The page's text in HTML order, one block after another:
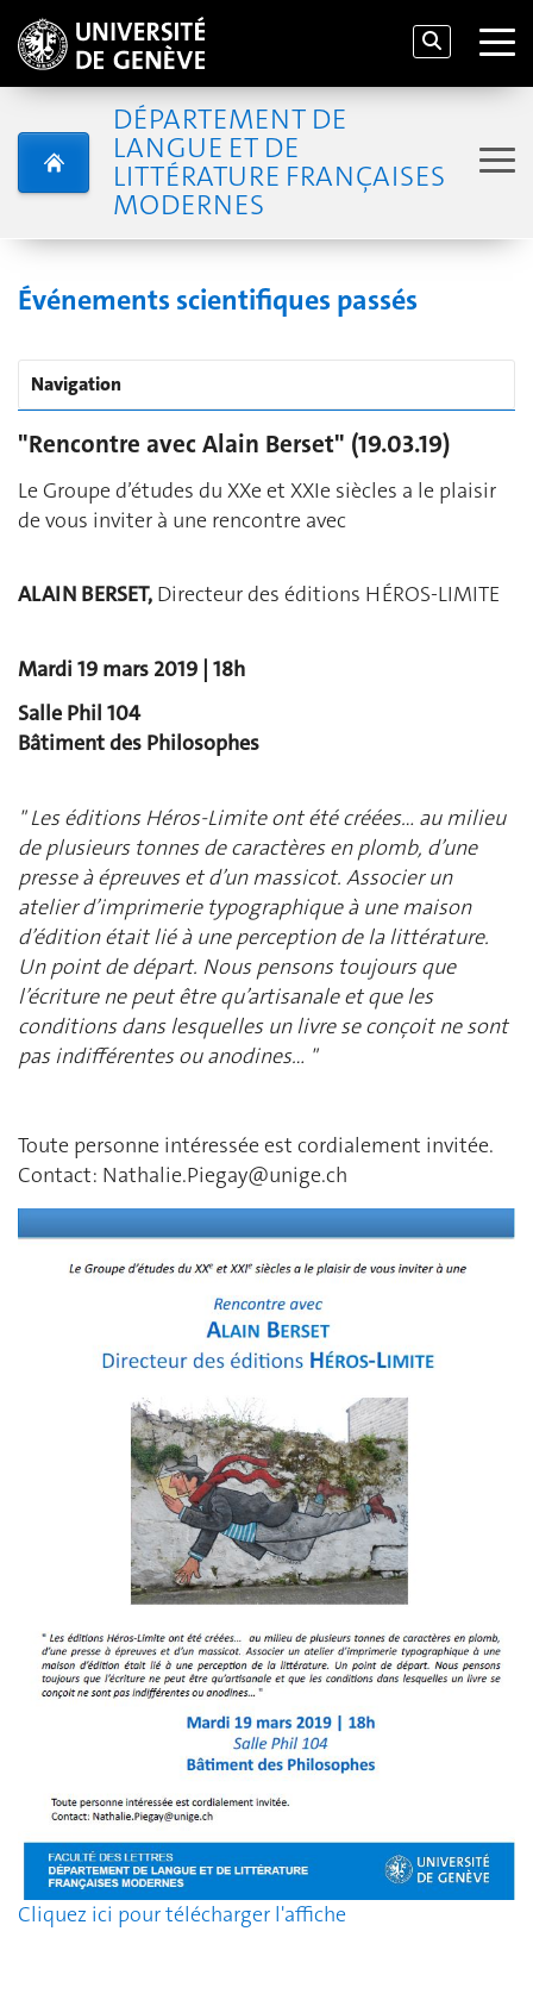
DÉPARTEMENT DE
LANGUE ET DE
LITTÉRATURE FRANÇAISES
MODERNES
Événements scientifiques passés
Navigation
"Rencontre avec Alain Berset" (19.03.19)
Le Groupe d’études du XXe et XXIe siècles a le plaisir
de vous inviter à une rencontre avec
ALAIN BERSET, Directeur des éditions HÉROS-LIMITE
Mardi 19 mars 2019 | 18h
Salle Phil 104
Bâtiment des Philosophes
" Les éditions Héros-Limite ont été créées… au milieu
de plusieurs tonnes de caractères en plomb, d’une
presse à épreuves et d’un massicot. Associer un
atelier d’imprimerie typographique à une maison
d’édition était lié à une perception de la littérature.
Un point de départ. Nous pensons toujours que
l’écriture ne peut être qu’artisanale et que les
conditions dans lesquelles un livre se conçoit ne sont
pas indifférentes ou anodines… "
Toute personne intéressée est cordialement invitée.
Contact: Nathalie.Piegay@unige.ch
Cliquez ici pour télécharger l'affiche